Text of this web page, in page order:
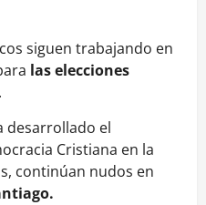
siguen trabajando en
las elecciones
desarrollado el
Cristiana en la
continúan nudos en